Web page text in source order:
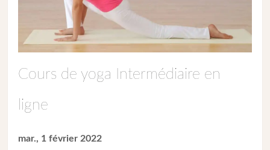
Cours de yoga Intermédiaire en
ligne
mar., 1 février 2022